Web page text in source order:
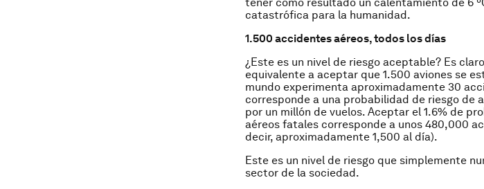
catastrófica para la humanidad.
1.500 accidentes aéreos, todos los días
¿Este es un nivel de riesgo aceptable? Es
equivalente a aceptar que 1.500 aviones se
mundo experimenta aproximadamente 30
corresponde a una probabilidad de riesgo
por un millón de vuelos. Aceptar el 1.6% de
aéreos fatales corresponde a unos 480,000
decir, aproximadamente 1,500 al día).
Este es un nivel de riesgo que simplemente
sector de la sociedad.